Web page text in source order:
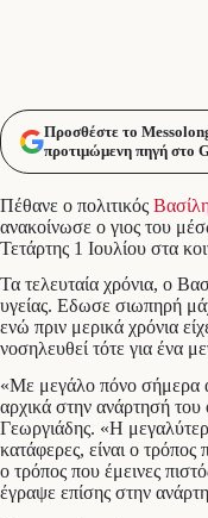
Προσθέστε το
προτιμώμενη πηγή στο
Πέθανε ο πολιτικός
ανακοίνωσε ο γιος του
Τετάρτης 1 Ιουλίου στα
Τα τελευταία χρόνια, ο
υγείας. Εδωσε σιωπηρή
ενώ πριν μερικά χρόνια
νοσηλευθεί τότε για ένα
«Με μεγάλο πόνο σήμερα
αρχικά στην ανάρτησή
Γεωργιάδης. «Η
κατάφερες, είναι ο
ο τρόπος που έμεινες
έγραψε επίσης στην